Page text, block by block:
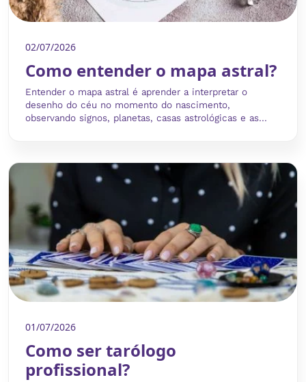
02/07/2026
Como entender o mapa astral?
Entender o mapa astral é aprender a interpretar o
desenho do céu no momento do nascimento,
observando signos, planetas, casas astrológicas e as...
01/07/2026
Como ser tarólogo
profissional?